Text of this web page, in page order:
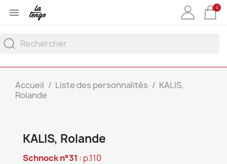
 0
Accueil Liste des personnalités
KALIS,
Rolande
KALIS, Rolande
Schnock n°31 : p.110